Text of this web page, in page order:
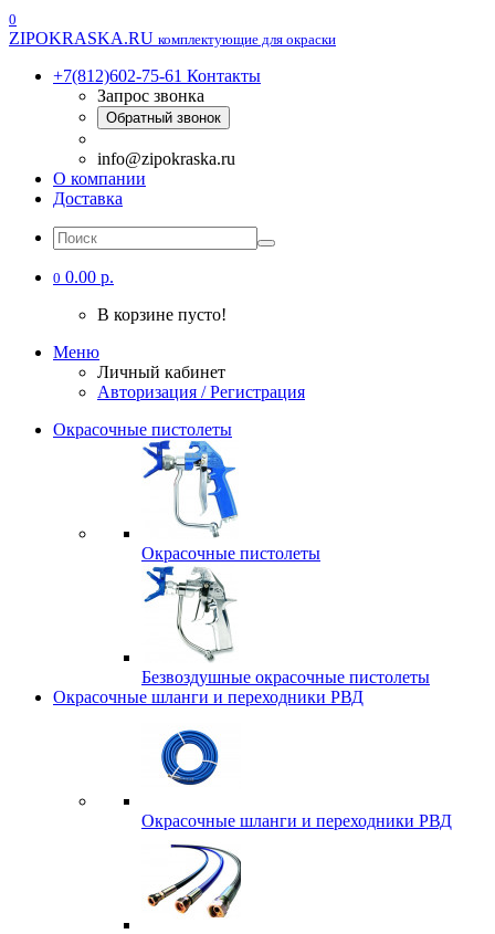
0
ZIPOKRASKA.RU комплектующие для окраски
+7(812)602-75-61 Контакты
Запрос звонка
Обратный звонок
info@zipokraska.ru
О компании
Доставка
0 0.00 р.
В корзине пусто!
Меню
Личный кабинет
Авторизация / Регистрация
Окрасочные пистолеты
Окрасочные пистолеты
Безвоздушные окрасочные пистолеты
Окрасочные шланги и переходники РВД
Окрасочные шланги и переходники РВД